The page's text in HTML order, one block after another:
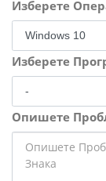
Изберете
Изберете
Опишете